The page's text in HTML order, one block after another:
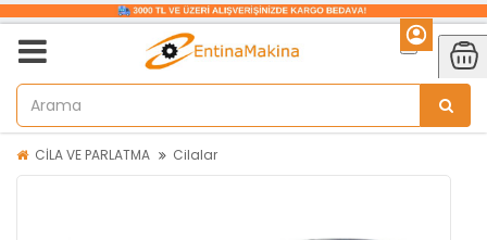
CİLA VE PARLATMA Cilalar